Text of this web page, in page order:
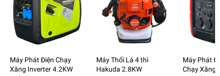
Máy Phát Điện Chạy
Xăng Inverter 4.2KW
Máy Thổi Lá 4 thì
Hakuda 2.8KW
Máy Phát
Chạy Xăng